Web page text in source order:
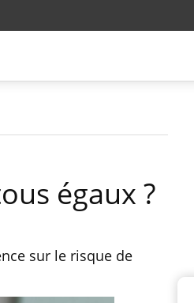
égaux ?
sur le risque de